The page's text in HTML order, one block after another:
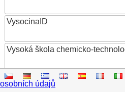
VysocinaID
Vysoká škola chemicko-
Vysoká škola ekonomická v Praze
osobních údajů